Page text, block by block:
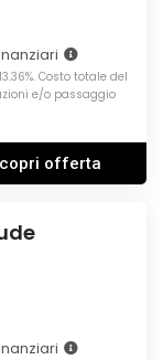
Costo totale del
e/o passaggio
offerta